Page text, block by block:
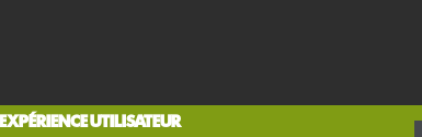
UTILISATEUR